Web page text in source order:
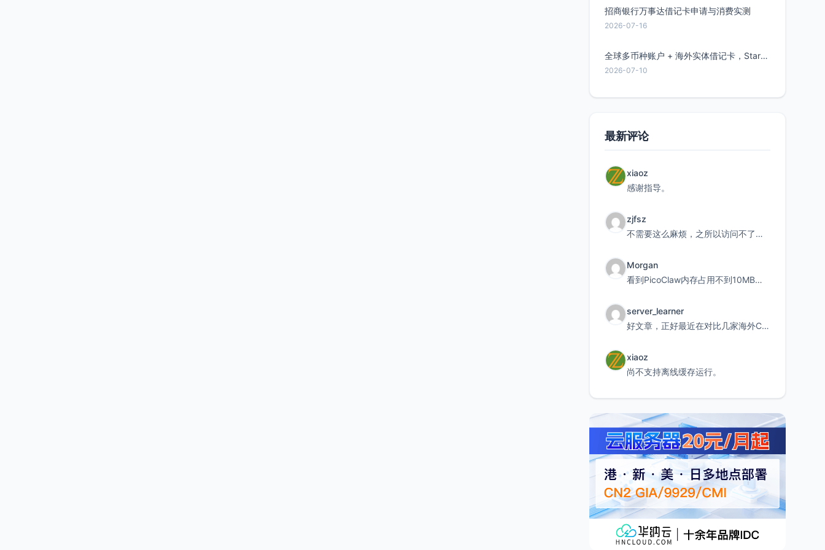
招商银行万事达借记卡申请与消费实测
2026-07-16
全球多币种账户 + 海外实体借记卡，Starryblu开户教程与注意事项
2026-07-10
最新评论
xiaoz
感谢指导。
zjfsz
不需要这么麻烦，之所以访问不了，是由于非对称路由的问题，在爱快主路由添加一条静态路由192.168.
Morgan
看到PicoClaw内存占用不到10MB这个数据真的很惊喜，确实很适合我这种想用旧设备折腾AI的小白
server_learner
好文章，正好最近在对比几家海外CDN。文中提到CF免费版不支持自定义回源端口和HOST这个痛点太真实
xiaoz
尚不支持离线缓存运行。